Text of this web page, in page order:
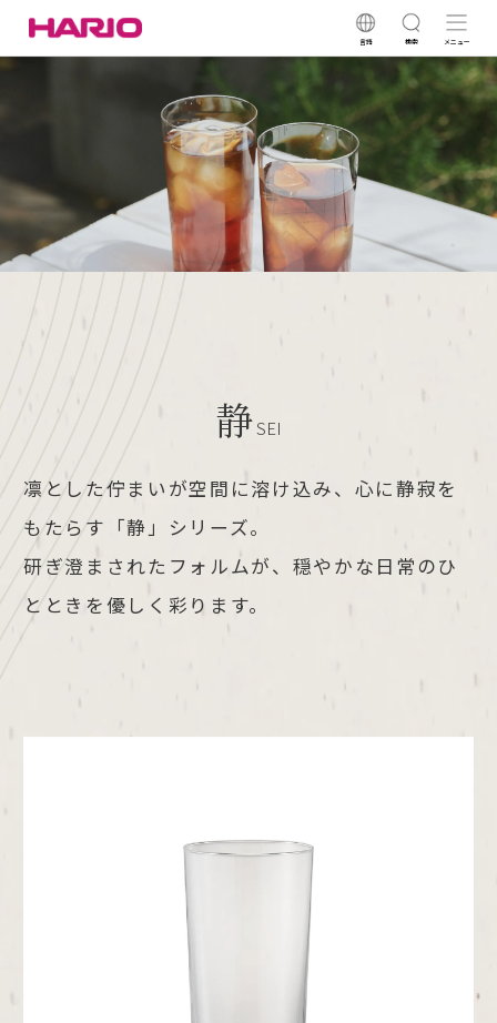
言語 検索 メニュー
静SEI
凛とした佇まいが空間に溶け込み、心に静寂を
もたらす「静」シリーズ。
研ぎ澄まされたフォルムが、穏やかな日常のひ
とときを優しく彩ります。